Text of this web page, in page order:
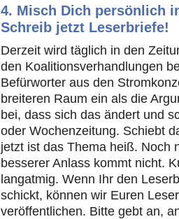
4. Misch Dich persönlich
Schreib jetzt Leserbriefe!
Derzeit wird täglich in den
den Koalitionsverhandlungen
Befürworter aus den
breiteren Raum ein als die
bei, dass sich das ändert und
oder Wochenzeitung. Schiebt
jetzt ist das Thema heiß. Noch
besserer Anlass kommt nicht.
langatmig. Wenn Ihr den
schickt, können wir Euren
veröffentlichen. Bitte gebt an,